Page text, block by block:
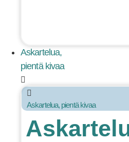
Askartelua,
pientä kivaa
Askartelua, pientä kivaa